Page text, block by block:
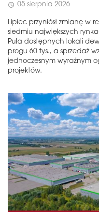
schedule 05 sierpnia 2026
Lipiec przyniósł zmianę w
siedmiu największych
Pula dostępnych lokali
progu 60 tys., a sprzedaż
jednoczesnym wyraźnym
projektów.